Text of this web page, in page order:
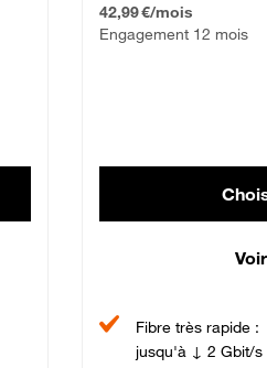
42,99 €/mois
Engagement 12 mois
Fibre très rapide :
jusqu'à ↓ 2 Gbit/